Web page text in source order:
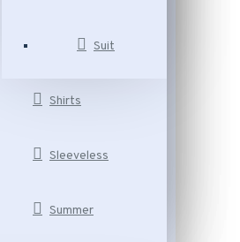
Suit
Shirts
Sleeveless
Summer